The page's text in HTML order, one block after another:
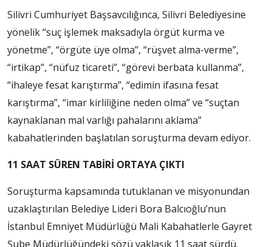
Silivri Cumhuriyet Başsavcılığınca, Silivri Belediyesine
yönelik “suç işlemek maksadıyla örgüt kurma ve
yönetme”, “örgüte üye olma”, “rüşvet alma-verme”,
“irtikap”, “nüfuz ticareti”, “görevi berbata kullanma”,
“ihaleye fesat karıştırma”, “edimin ifasına fesat
karıştırma”, “imar kirliliğine neden olma” ve “suçtan
kaynaklanan mal varlığı pahalarını aklama”
kabahatlerinden başlatılan soruşturma devam ediyor.
11 SAAT SÜREN TABİRİ ORTAYA ÇIKTI
Soruşturma kapsamında tutuklanan ve misyonundan
uzaklaştırılan Belediye Lideri Bora Balcıoğlu’nun
İstanbul Emniyet Müdürlüğü Mali Kabahatlerle Gayret
Şube Müdürlüğündeki sözü yaklaşık 11 saat sürdü.